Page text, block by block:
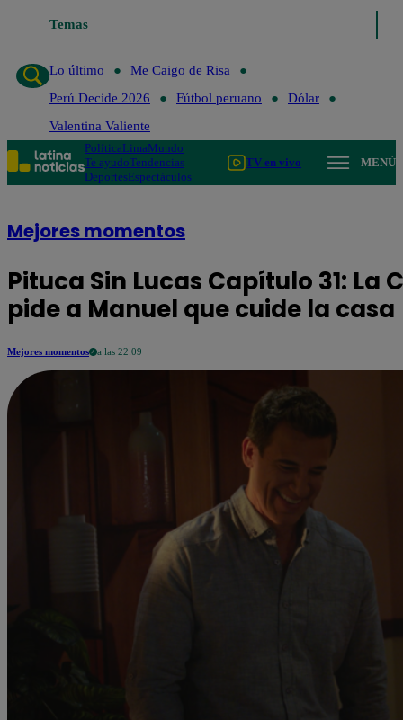
Temas
Lo último
Me Caigo de Risa
Perú Decide 2026
Fútbol peruano
Dólar
Valentina Valiente
PolíticaLimaMundo
Te ayudoTendencias
DeportesEspectáculos
TV en vivo MENÚ
Mejores momentos
Pituca Sin Lucas Capítulo 31:
pide a Manuel que cuide la casa
Mejores momentos a las 22:09